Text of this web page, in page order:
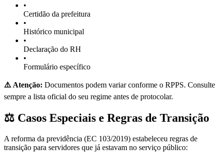
•
Certidão da prefeitura
•
Histórico municipal
•
Declaração do RH
•
Formulário específico
⚠️ Atenção: Documentos podem variar conforme o RPPS. Consulte
sempre a lista oficial do seu regime antes de protocolar.
⚖️ Casos Especiais e Regras de Transição
A reforma da previdência (EC 103/2019) estabeleceu regras de
transição para servidores que já estavam no serviço público: